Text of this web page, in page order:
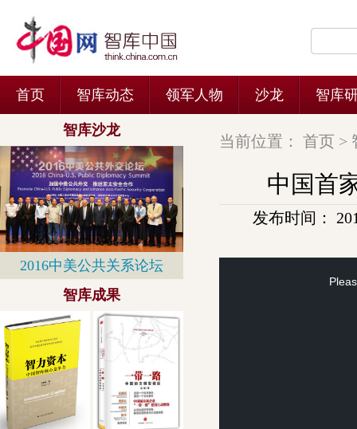
当前位置： 首页 >
中国首
发布时间：